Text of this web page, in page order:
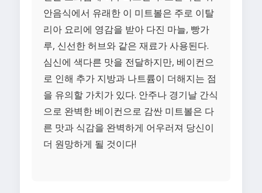
안음식에서 유래한 이 미트볼은 주로 이탈
리아 요리에 영감을 받아 다진 마늘, 빵가
루, 신선한 허브와 같은 재료가 사용된다.
심신에 색다른 맛을 전달하지만, 베이컨으
로 인해 추가 지방과 나트륨이 더해지는 점
을 유의할 가치가 있다. 안주나 경기날 간식
으로 완벽한 베이컨으로 감싼 미트볼은 다
른 맛과 식감을 완벽하게 어우러져 당신이
더 원망하게 될 것이다!